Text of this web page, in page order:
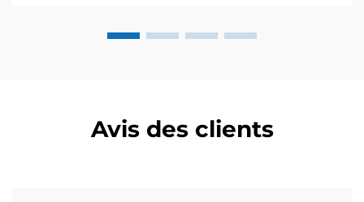
Avis des clients